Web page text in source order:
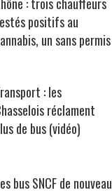
positifs au
un sans permis
: les
réclament
de bus (vidéo)
bus SNCF de nouveau